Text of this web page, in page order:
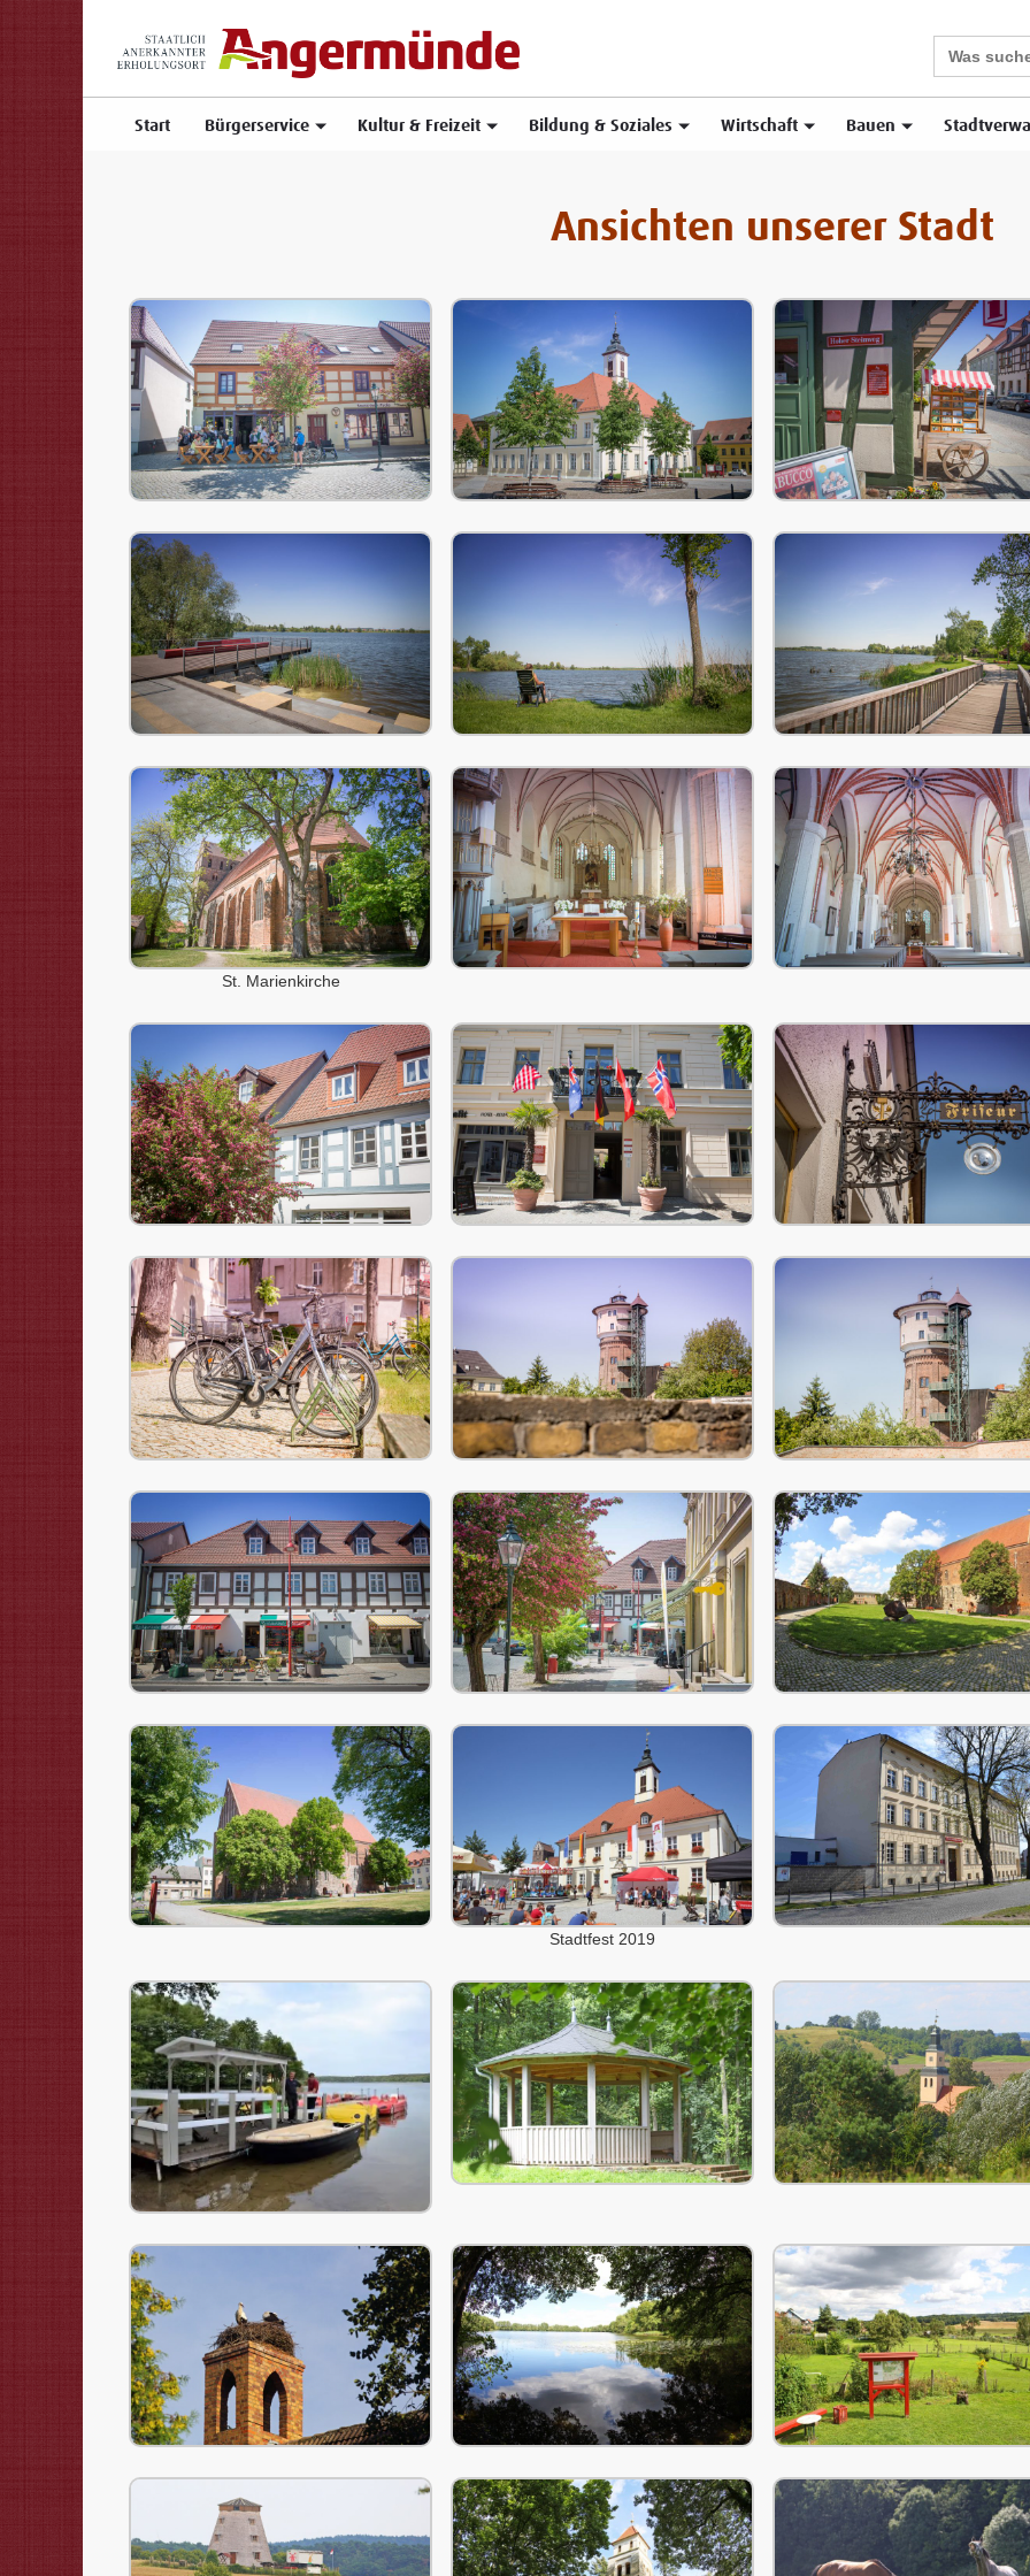
Search
Start Bürgerservice Kultur & Freizeit Bildung & Soziales Wirtschaft Bauen
Ansichten unserer Stadt
St. Marienkirche
Stadtfest 2019